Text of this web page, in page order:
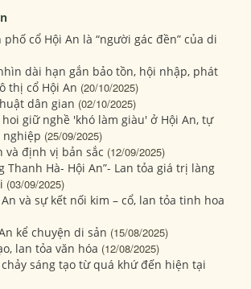
cổ Hội An là “người gác đền” của di
dài hạn gắn bảo tồn, hội nhập, phát
thị cổ Hội An (20/10/2025)
dân gian (02/10/2025)
giữ nghề 'khó làm giàu' ở Hội An, tự
nghiệp (25/09/2025)
và định vị bản sắc (12/09/2025)
Thanh Hà- Hội An”- Lan tỏa giá trị làng
(03/09/2025)
và sự kết nối kim – cổ, lan tỏa tinh hoa
kể chuyện di sản (15/08/2025)
lan tỏa văn hóa (12/08/2025)
chảy sáng tạo từ quá khứ đến hiện tại